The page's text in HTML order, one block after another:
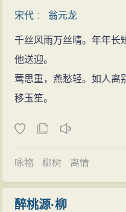
宋代 ：翁元龙
千丝风雨万丝晴。年年长
他送迎。
莺思重，燕愁轻。如人离
移玉笙。
咏物 柳树 离情
醉桃源·柳